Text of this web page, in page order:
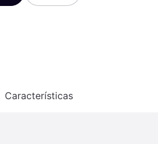
Características